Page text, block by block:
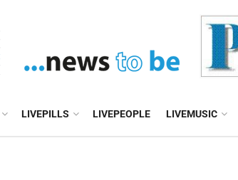
LIVEPILLS LIVEPEOPLE LIVEMUSIC